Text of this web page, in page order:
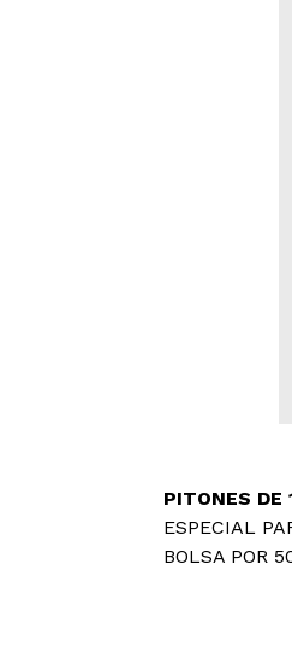
PITONES DE
ESPECIAL
BOLSA POR